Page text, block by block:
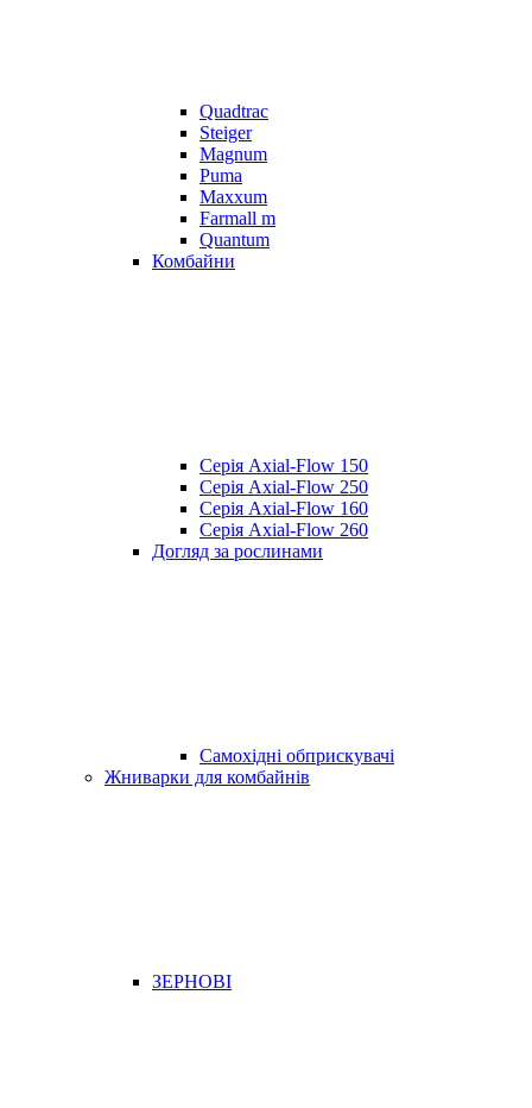
Quadtrac
Steiger
Magnum
Puma
Maxxum
Farmall m
Quantum
Комбайни
Серія Axial-Flow 150
Серія Axial-Flow 250
Серія Axial-Flow 160
Серія Axial-Flow 260
Догляд за рослинами
Самохідні обприскувачі
Жниварки для комбайнів
ЗЕРНОВІ